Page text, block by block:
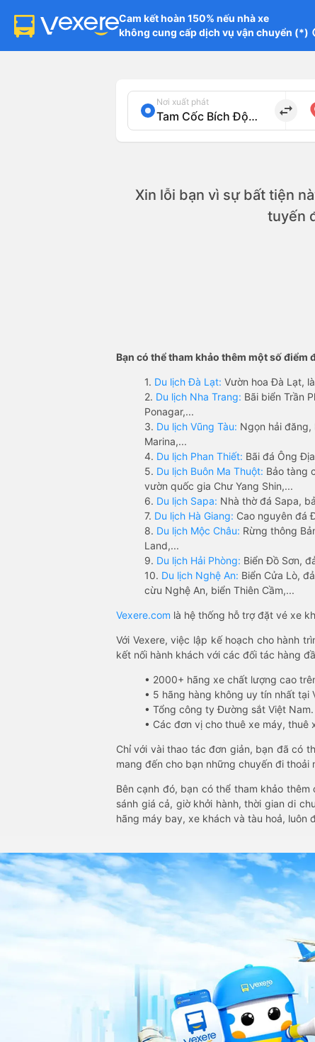
Cam kết hoàn 150% nếu nhà xe
không cung cấp dịch vụ vận chuyển (*)
Nơi xuất phát
import_export
Xin lỗi bạn vì sự bất tiện
tuyến
Bạn có thể tham khảo thêm một số điểm
1. Du lịch Đà Lạt: Vườn hoa Đà Lạt,
2. Du lịch Nha Trang: Bãi biển Trần
Ponagar,...
3. Du lịch Vũng Tàu: Ngọn hải đăng,
Marina,...
4. Du lịch Phan Thiết: Bãi đá Ông
5. Du lịch Buôn Ma Thuột: Bảo tàng
vườn quốc gia Chư Yang Shin,...
6. Du lịch Sapa: Nhà thờ đá Sapa,
7. Du lịch Hà Giang: Cao nguyên đá
8. Du lịch Mộc Châu: Rừng thông
Land,...
9. Du lịch Hải Phòng: Biển Đồ Sơn,
10. Du lịch Nghệ An: Biển Cửa Lò,
cừu Nghệ An, biển Thiên Cầm,...
Vexere.com là hệ thống hỗ trợ đặt vé xe
Với Vexere, việc lập kế hoạch cho hành
kết nối hành khách với các đối tác hàng
• 2000+ hãng xe chất lượng cao
• 5 hãng hàng không uy tín nhất tại
• Tổng công ty Đường sắt Việt Nam.
• Các đơn vị cho thuê xe máy, thuê
Chỉ với vài thao tác đơn giản, bạn đã có
mang đến cho bạn những chuyến đi thoải
Bên cạnh đó, bạn có thể tham khảo
sánh giá cả, giờ khởi hành, thời gian di
hãng máy bay, xe khách và tàu hoả, luôn